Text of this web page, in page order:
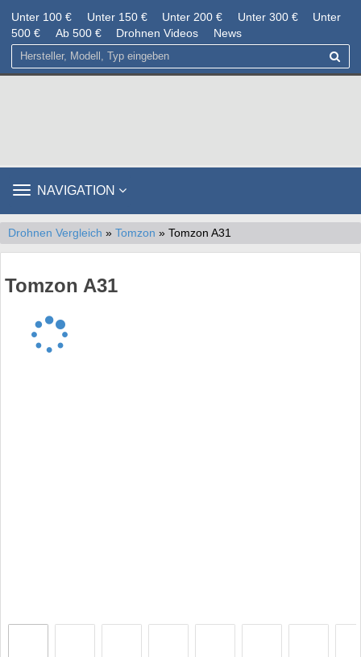
Unter 100 € Unter 150 € Unter 200 € Unter 300 €
Unter
500 €
Ab 500 € Drohnen Videos News
TOGGLE
NAVIGATION
Drohnen Vergleich » Tomzon » Tomzon A31
Tomzon A31